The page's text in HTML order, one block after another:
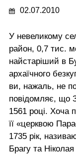
02.07.2010
У невеликому
район, 0,7 тис.
найстаріший в
архаїчного
ви, нажаль, не
повідомляє, що
1561 році. Хоча
її «церквою
1735 рік,
Брагу та